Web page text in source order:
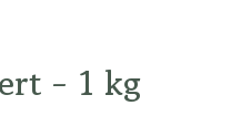
- 1 kg